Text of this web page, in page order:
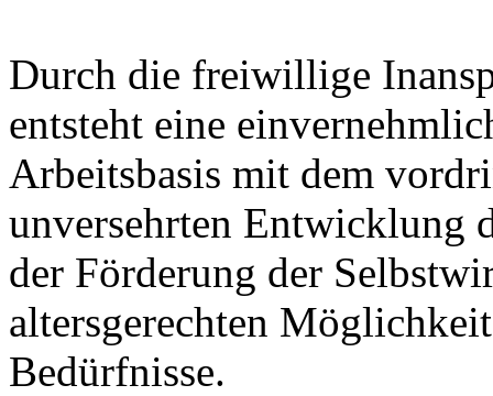
Durch die freiwillige
entsteht eine
Arbeitsbasis mit dem
unversehrten Entwicklung
der Förderung der
altersgerechten
Bedürfnisse.